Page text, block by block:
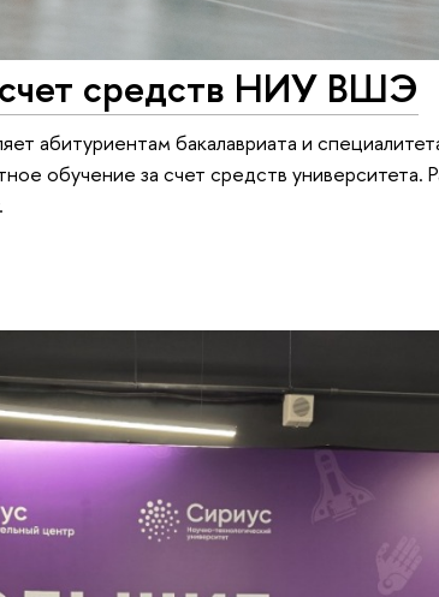
счет средств НИУ ВШЭ
абитуриентам бакалавриата и
обучение за счет средств университета.